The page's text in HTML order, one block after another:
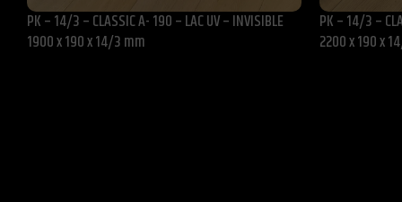
PK – 14/3 – CLASSIC A- 190 – LAC UV – INVISIBLE
1900 x 190 x 14/3 mm
PK – 14/3 –
2200 x 190 x